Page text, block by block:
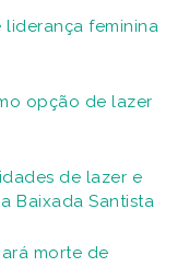
feminina
opção de lazer
de lazer e
Baixada Santista
morte de